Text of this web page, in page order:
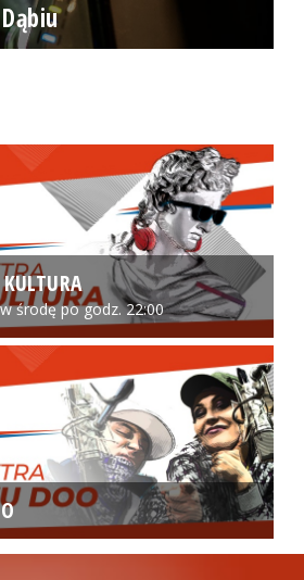
w środę po godz. 22:00